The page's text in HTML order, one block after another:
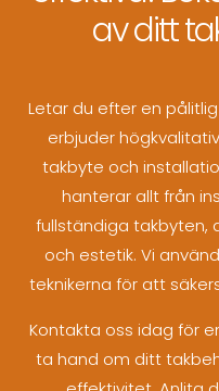
av ditt
Letar du efter en
erbjuder
takbyte och
hanterar allt från
fullständiga takbyten,
och estetik. Vi
teknikerna för att
Kontakta oss idag för
ta hand om ditt